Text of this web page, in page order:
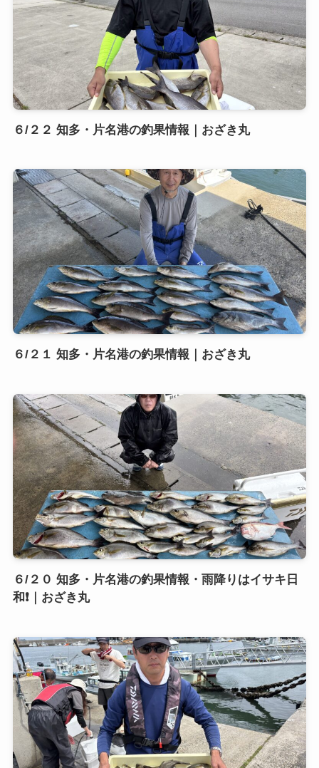
６/２２ 知多・片名港の釣果情報｜おざき丸
６/２１ 知多・片名港の釣果情報｜おざき丸
６/２０ 知多・片名港の釣果情報・雨降りはイサキ日
和❗️｜おざき丸